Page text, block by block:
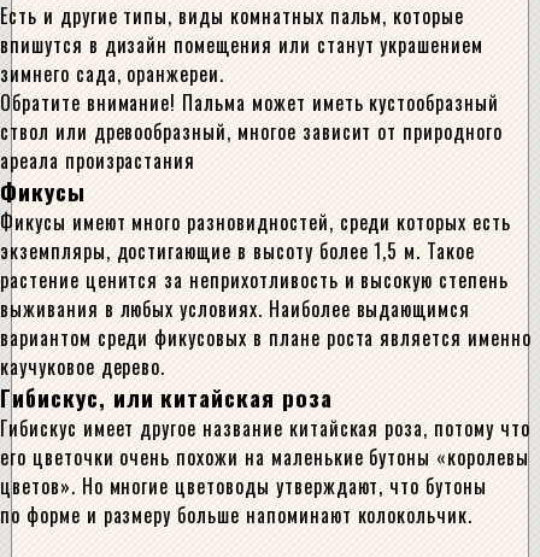
Есть и другие типы, виды комнатных пальм, которые
впишутся в дизайн помещения или станут украшением
зимнего сада, оранжереи.
Обратите внимание! Пальма может иметь кустообразный
ствол или древообразный, многое зависит от природного
ареала произрастания
Фикусы
Фикусы имеют много разновидностей, среди которых есть
экземпляры, достигающие в высоту более 1,5 м. Такое
растение ценится за неприхотливость и высокую степень
выживания в любых условиях. Наиболее выдающимся
вариантом среди фикусовых в плане роста является именно
каучуковое дерево.
Гибискус, или китайская роза
Гибискус имеет другое название китайская роза, потому что
его цветочки очень похожи на маленькие бутоны «королевы
цветов». Но многие цветоводы утверждают, что бутоны
по форме и размеру больше напоминают колокольчик.